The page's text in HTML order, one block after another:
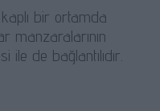
kaplı bir ortamda
manzaralarının
ile de bağlantılıdır.